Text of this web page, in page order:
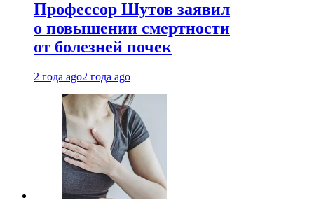
Профессор Шутов заявил
о повышении смертности
от болезней почек
2 года ago2 года ago